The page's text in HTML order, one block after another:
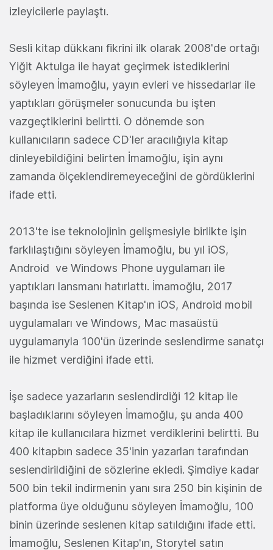
izleyicilerle paylaştı.
Sesli kitap dükkanı fikrini ilk olarak 2008'de ortağı
Yiğit Aktulga ile hayat geçirmek istediklerini
söyleyen İmamoğlu, yayın evleri ve hissedarlar ile
yaptıkları görüşmeler sonucunda bu işten
vazgeçtiklerini belirtti. O dönemde son
kullanıcıların sadece CD'ler aracılığıyla kitap
dinleyebildiğini belirten İmamoğlu, işin aynı
zamanda ölçeklendiremeyeceğini de gördüklerini
ifade etti.
2013'te ise teknolojinin gelişmesiyle birlikte işin
farklılaştığını söyleyen İmamoğlu, bu yıl iOS,
Android ve Windows Phone uygulamarı ile
yaptıkları lansmanı hatırlattı. İmamoğlu, 2017
başında ise Seslenen Kitap'ın iOS, Android mobil
uygulamaları ve Windows, Mac masaüstü
uygulamarıyla 100'ün üzerinde seslendirme sanatçı
ile hizmet verdiğini ifade etti.
İşe sadece yazarların seslendirdiği 12 kitap ile
başladıklarını söyleyen İmamoğlu, şu anda 400
kitap ile kullanıcılara hizmet verdiklerini belirtti. Bu
400 kitapbın sadece 35'inin yazarları tarafından
seslendirildiğini de sözlerine ekledi. Şimdiye kadar
500 bin tekil indirmenin yanı sıra 250 bin kişinin de
platforma üye olduğunu söyleyen İmamoğlu, 100
binin üzerinde seslenen kitap satıldığını ifade etti.
İmamoğlu, Seslenen Kitap'ın, Storytel satın